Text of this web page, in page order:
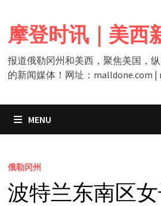
content
摩登时讯｜美西
报道俄勒冈州和美西，聚焦美国，
的新闻媒体！网址：malldone.com |
MENU
俄勒冈州
波特兰东南区